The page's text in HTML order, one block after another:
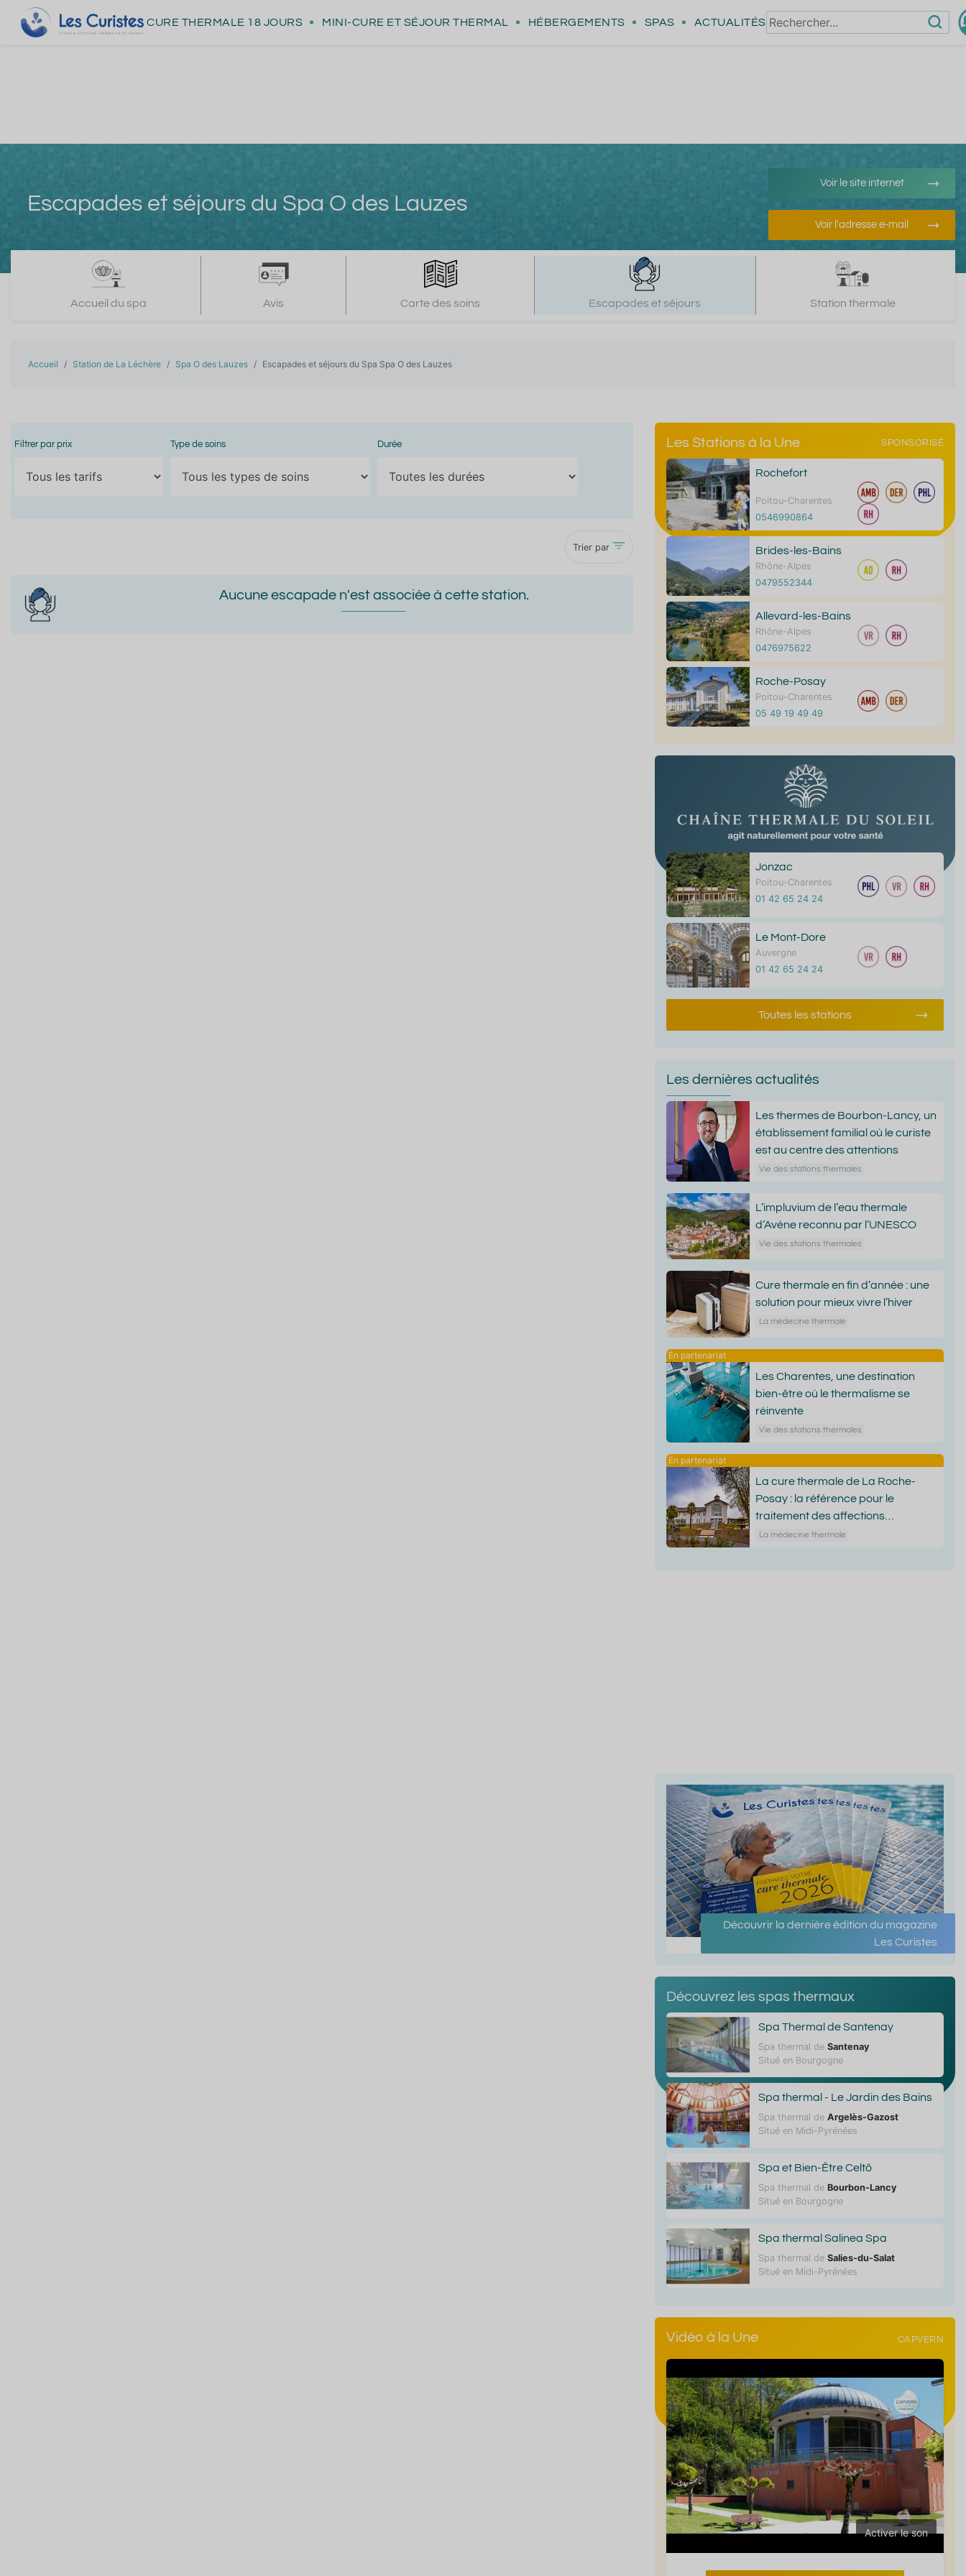
CURE THERMALE 18 JOURS MINI-CURE ET SÉJOUR THERMAL HÉBERGEMENTS SPAS ACTUALITÉS
Escapades et séjours du Spa O des Lauzes
Voir le site internet
Voir l'adresse e-mail
Accueil du spa Avis Carte des soins Escapades et séjours Station thermale
Accueil Station de La Léchère Spa O des Lauzes Escapades et séjours du Spa Spa O des Lauzes
Filtrer par prix Type de soins Durée
Trier par
Aucune escapade n'est associée à cette station.
Les Stations à la Une SPONSORISÉ
Rochefort
Poitou-Charentes
0546990864
Brides-les-Bains
Rhône-Alpes
0479552344
Allevard-les-Bains
Rhône-Alpes
0476975622
Roche-Posay
Poitou-Charentes
05 49 19 49 49
Jonzac
Poitou-Charentes
01 42 65 24 24
Le Mont-Dore
Auvergne
01 42 65 24 24
Toutes les stations
Les dernières actualités
Les thermes de Bourbon-Lancy, un
établissement familial où le curiste
est au centre des attentions
Vie des stations thermales
L’impluvium de l’eau thermale
d’Avène reconnu par l’UNESCO
Vie des stations thermales
Cure thermale en fin d’année : une
solution pour mieux vivre l’hiver
La médecine thermale
Les Charentes, une destination
bien-être où le thermalisme se
réinvente
Vie des stations thermales
La cure thermale de La Roche-
Posay : la référence pour le
traitement des affections
dermatologiques
La médecine thermale
Découvrir la dernière édition du magazine
Les Curistes
Découvrez les spas thermaux
Spa Thermal de Santenay
Spa thermal de Santenay
Situé en Bourgogne
Spa thermal - Le Jardin des Bains
Spa thermal de Argelès-Gazost
Situé en Midi-Pyrénées
Spa et Bien-Être Celtô
Spa thermal de Bourbon-Lancy
Situé en Bourgogne
Spa thermal Salinea Spa
Spa thermal de Salies-du-Salat
Situé en Midi-Pyrénées
Vidéo à la Une CAPVERN
Activer le son